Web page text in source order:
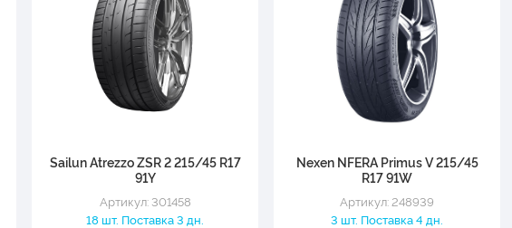
Sailun Atrezzo ZSR 2 215/45 R17
91Y
Артикул: 301458
18 шт. Поставка 3 дн.
Nexen NFERA Primus V 215/45
R17 91W
Артикул: 248939
3 шт. Поставка 4 дн.